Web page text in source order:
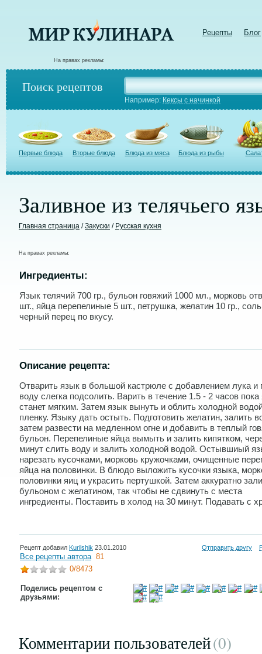
Рецепты Блог
На правах рекламы:
Поиск рецептов
Например: Кексы с начинкой
Первые блюда Вторые блюда Блюда из мяса Блюда из рыбы
Заливное из телячьего
Главная страница /Закуски / Русская кухня
На правах рекламы:
Ингредиенты:
Язык телячий 700 гр., бульон говяжий 1000 мл., морковь
шт., яйца перепелиные 5 шт., петрушка, желатин 10 гр.,
черный перец по вкусу.
Описание рецепта:
Отварить язык в большой кастрюле с добавлением лука и
воду слегка подсолить. Варить в течение 1.5 - 2 часов
станет мягким. Затем язык вынуть и облить холодной
пленку. Языку дать остыть. Подготовить желатин, залить
затем развести на медленном огне и добавить в теплый
бульон. Перепелиные яйца вымыть и залить кипятком,
минут слить воду и залить холодной водой. Остывшиый
нарезать кусочками, морковь кружочками, очищенные
яйца на половинки. В блюдо выложить кусочки языка,
половинки яиц и украсить пертушкой. Затем аккуратно
бульоном с желатином, так чтобы не сдвинуть с места
ингредиенты. Поставить в холод на 30 минут. Подавать с
Рецепт добавил Kurilshik 23.01.2010 Отправить другу
Все рецепты автора 81
0/8473
Поделись рецептом с
друзьями:
Комментарии пользователей(0)